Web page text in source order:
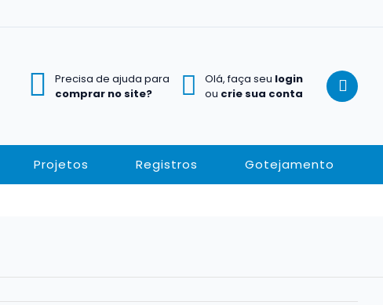
Precisa de ajuda para
comprar no site?
Olá, faça seu login
ou crie sua conta
Projetos Registros Gotejamento